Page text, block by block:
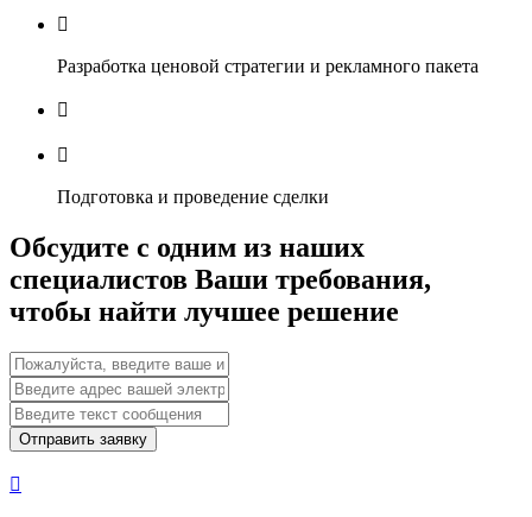

Разработка ценовой стратегии и рекламного пакета


Подготовка и проведение сделки
Обсудите с одним из наших
специалистов Ваши требования,
чтобы найти лучшее решение
Отправить заявку
